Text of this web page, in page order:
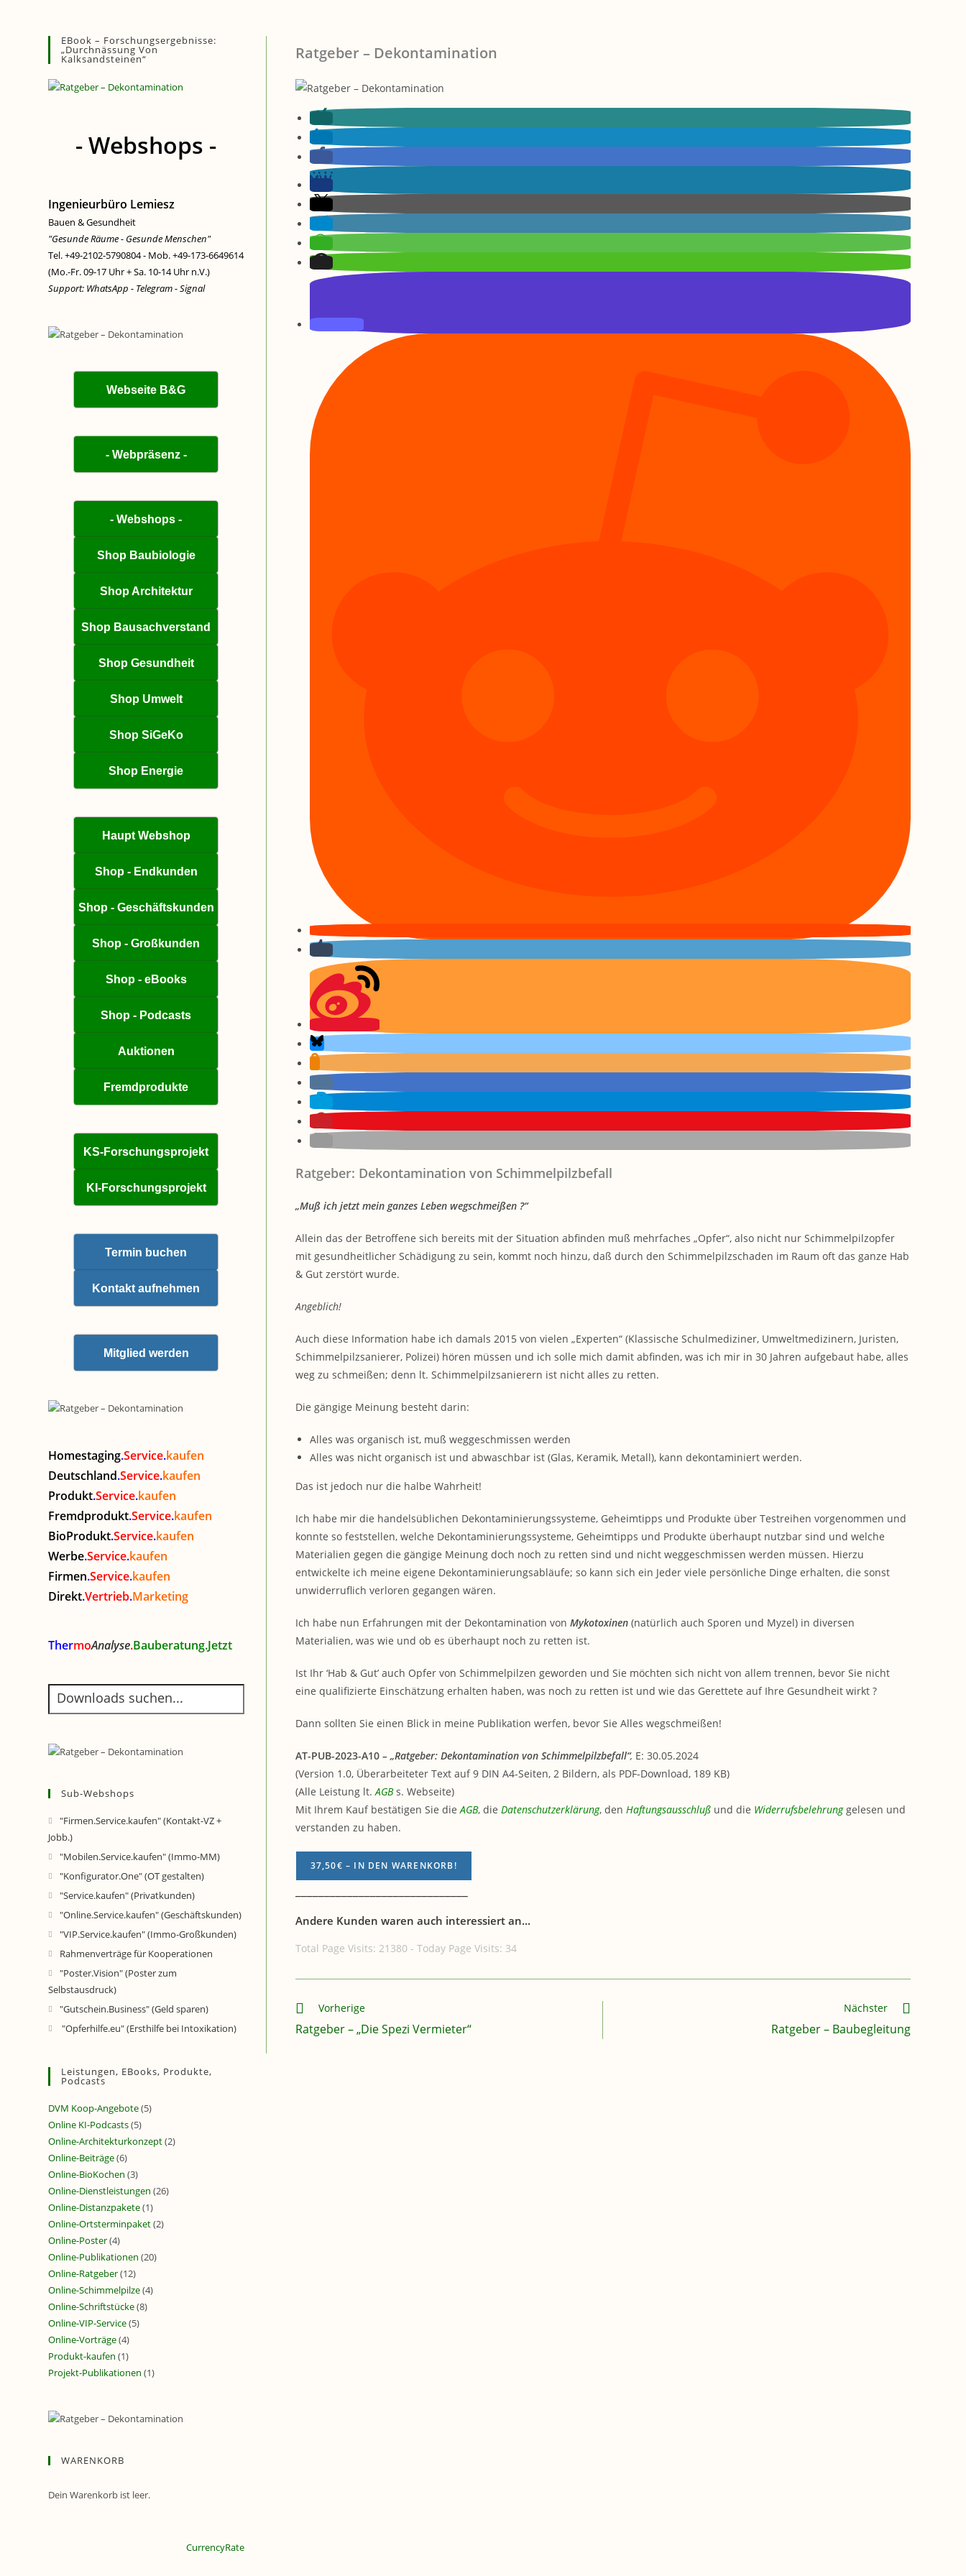
Ratgeber – Dekontamination
Ratgeber: Dekontamination von Schimmelpilzbefall
„Muß ich jetzt mein ganzes Leben wegschmeißen ?“
Allein das der Betroffene sich bereits mit der Situation abfinden muß mehrfaches „Opfer“, also nicht nur Schimmelpilzopfer
mit gesundheitlicher Schädigung zu sein, kommt noch hinzu, daß durch den Schimmelpilzschaden im Raum oft das ganze Hab
& Gut zerstört wurde.
Angeblich!
Auch diese Information habe ich damals 2015 von vielen „Experten“ (Klassische Schulmediziner, Umweltmedizinern, Juristen,
Schimmelpilzsanierer, Polizei) hören müssen und ich solle mich damit abfinden, was ich mir in 30 Jahren aufgebaut habe, alles
weg zu schmeißen; denn lt. Schimmelpilzsanierern ist nicht alles zu retten.
Die gängige Meinung besteht darin:
Alles was organisch ist, muß weggeschmissen werden
Alles was nicht organisch ist und abwaschbar ist (Glas, Keramik, Metall), kann dekontaminiert werden.
Das ist jedoch nur die halbe Wahrheit!
Ich habe mir die handelsüblichen Dekontaminierungssysteme, Geheimtipps und Produkte über Testreihen vorgenommen und
konnte so feststellen, welche Dekontaminierungssysteme, Geheimtipps und Produkte überhaupt nutzbar sind und welche
Materialien gegen die gängige Meinung doch noch zu retten sind und nicht weggeschmissen werden müssen. Hierzu
entwickelte ich meine eigene Dekontaminierungsabläufe; so kann sich ein Jeder viele persönliche Dinge erhalten, die sonst
unwiderruflich verloren gegangen wären.
Ich habe nun Erfahrungen mit der Dekontamination von Mykotoxinen (natürlich auch Sporen und Myzel) in diversen
Materialien, was wie und ob es überhaupt noch zu retten ist.
Ist Ihr ‘Hab & Gut’ auch Opfer von Schimmelpilzen geworden und Sie möchten sich nicht von allem trennen, bevor Sie nicht
eine qualifizierte Einschätzung erhalten haben, was noch zu retten ist und wie das Gerettete auf Ihre Gesundheit wirkt ?
Dann sollten Sie einen Blick in meine Publikation werfen, bevor Sie Alles wegschmeißen!
AT-PUB-2023-A10 – „Ratgeber: Dekontamination von Schimmelpilzbefall“, E: 30.05.2024
(Version 1.0, Überarbeiteter Text auf 9 DIN A4-Seiten, 2 Bildern, als PDF-Download, 189 KB)
(Alle Leistung lt.AGBs. Webseite)
Mit Ihrem Kauf bestätigen Sie dieAGB, die Datenschutzerklärung, den Haftungsausschlußund die Widerrufsbelehrunggelesen und
verstanden zu haben.
37,50€ – IN DEN WARENKORB!
Andere Kunden waren auch interessiert an...
Total Page Visits: 21380 - Today Page Visits: 34
Weiterlesen
Vorherige
Ratgeber – „Die Spezi Vermieter“
Nächster
Ratgeber – Baubegleitung
EBook – Forschungsergebnisse:
„Durchnässung Von
Kalksandsteinen“
- Webshops -
Ingenieurbüro Lemiesz
Bauen & Gesundheit
"Gesunde Räume - Gesunde Menschen"
Tel. +49-2102-5790804 - Mob. +49-173-6649614
(Mo.-Fr. 09-17 Uhr + Sa. 10-14 Uhr n.V.)
Support: WhatsApp - Telegram - Signal
Webseite B&G
- Webpräsenz -
- Webshops -
Shop Baubiologie
Shop Architektur
Shop Bausachverstand
Shop Gesundheit
Shop Umwelt
Shop SiGeKo
Shop Energie
Haupt Webshop
Shop - Endkunden
Shop - Geschäftskunden
Shop - Großkunden
Shop - eBooks
Shop - Podcasts
Auktionen
Fremdprodukte
KS-Forschungsprojekt
KI-Forschungsprojekt
Termin buchen
Kontakt aufnehmen
Mitglied werden
Homestaging.Service.kaufen
Deutschland.Service.kaufen
Produkt.Service.kaufen
Fremdprodukt.Service.kaufen
BioProdukt.Service.kaufen
Werbe.Service.kaufen
Firmen.Service.kaufen
Direkt.Vertrieb.Marketing
ThermoAnalyse.Bauberatung.Jetzt
Sub-Webshops
"Firmen.Service.kaufen" (Kontakt-VZ +
Jobb.)
"Mobilen.Service.kaufen" (Immo-MM)
"Konfigurator.One" (OT gestalten)
"Service.kaufen" (Privatkunden)
"Online.Service.kaufen" (Geschäftskunden)
"VIP.Service.kaufen" (Immo-Großkunden)
Rahmenverträge für Kooperationen
"Poster.Vision" (Poster zum
Selbstausdruck)
"Gutschein.Business" (Geld sparen)
"Opferhilfe.eu" (Ersthilfe bei Intoxikation)
Leistungen, EBooks, Produkte,
Podcasts
DVM Koop-Angebote(5)
Online KI-Podcasts(5)
Online-Architekturkonzept(2)
Online-Beiträge(6)
Online-BioKochen (3)
Online-Dienstleistungen (26)
Online-Distanzpakete(1)
Online-Ortsterminpaket(2)
Online-Poster(4)
Online-Publikationen (20)
Online-Ratgeber(12)
Online-Schimmelpilze(4)
Online-Schriftstücke(8)
Online-VIP-Service(5)
Online-Vorträge(4)
Produkt-kaufen (1)
Projekt-Publikationen (1)
WARENKORB
Dein Warenkorb ist leer.
CurrencyRate